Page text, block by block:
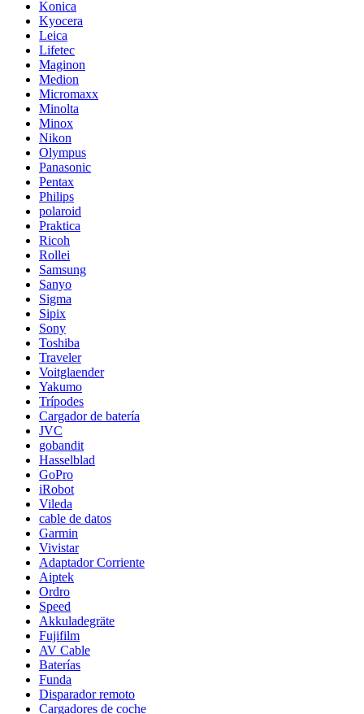
Konica
Kyocera
Leica
Lifetec
Maginon
Medion
Micromaxx
Minolta
Minox
Nikon
Olympus
Panasonic
Pentax
Philips
polaroid
Praktica
Ricoh
Rollei
Samsung
Sanyo
Sigma
Sipix
Sony
Toshiba
Traveler
Voitglaender
Yakumo
Trípodes
Cargador de batería
JVC
gobandit
Hasselblad
GoPro
iRobot
Vileda
cable de datos
Garmin
Vivistar
Adaptador Corriente
Aiptek
Ordro
Speed
Akkuladegräte
Fujifilm
AV Cable
Baterías
Funda
Disparador remoto
Cargadores de coche